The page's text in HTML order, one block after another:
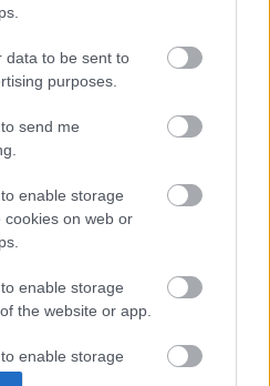
data to be sent to
purposes.
send me
enable storage
cookies on web or
enable storage
the website or app.
enable storage
The Field,
már streaming
bemutató
a héten Nicolas Jaar (már
a Darkside, az általunk
kaserolt, Glasser második
albuma és az Of…